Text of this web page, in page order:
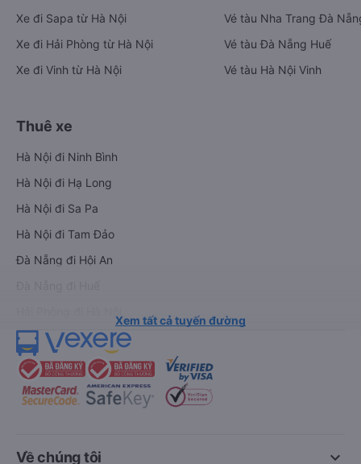
Xe đi Sapa từ Hà Nội
Xe đi Hải Phòng từ Hà Nội
Xe đi Vinh từ Hà Nội
Vé tàu Nha Trang Đà
Vé tàu Đà Nẵng Huế
Vé tàu Hà Nội Vinh
Thuê xe
Hà Nội đi Ninh Bình
Hà Nội đi Hạ Long
Hà Nội đi Sa Pa
Hà Nội đi Tam Đảo
Đà Nẵng đi Hội An
Xem tất cả tuyến đường
keyboard_arrow_down
Về chúng tôi